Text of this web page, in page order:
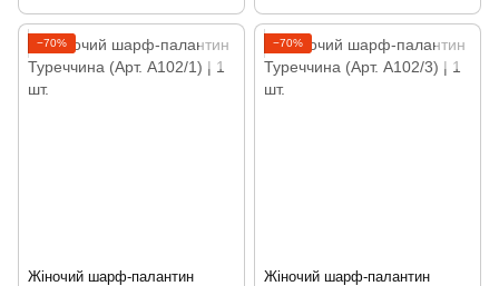
−70%
Жіночий шарф-палантин
−70%
Жіночий шарф-палантин